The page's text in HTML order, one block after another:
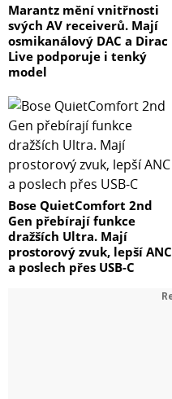
Marantz mění vnitřnosti
svých AV receiverů. Mají
osmikanálový DAC a Dirac
Live podporuje i tenký
model
Bose QuietComfort 2nd
Gen přebírají funkce
dražších Ultra. Mají
prostorový zvuk, lepší ANC
a poslech přes USB-C